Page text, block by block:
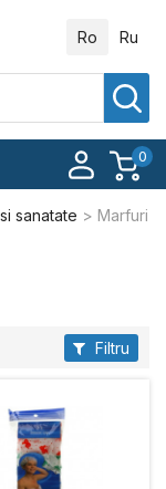
Ro Ru
0
sanatate
Marfuri
Filtru